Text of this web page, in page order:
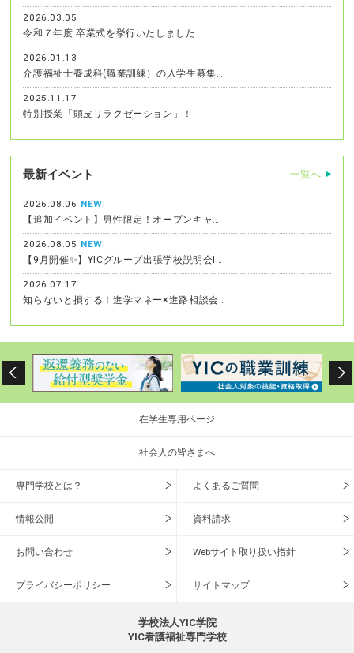
2026.03.05
令和７年度 卒業式を挙行いたしました
2026.01.13
介護福祉士養成科(職業訓練）の入学生募集…
2025.11.17
特別授業「頭皮リラクゼーション」！
最新イベント 一覧へ
2026.08.06 NEW
【追加イベント】男性限定！オープンキャ…
2026.08.05 NEW
【9月開催✨】YICグループ出張学校説明会i…
2026.07.17
知らないと損する！進学マネー×進路相談会…
在学生専用ページ
社会人の皆さまへ
専門学校とは？ よくあるご質問
情報公開 資料請求
お問い合わせ Webサイト取り扱い指針
プライバシーポリシー サイトマップ
学校法人YIC学院
YIC看護福祉専門学校